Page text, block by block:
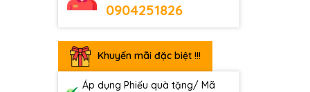
0904251826
Khuyến mãi đặc biệt !!!
Áp dụng Phiếu quà tặng/ Mã